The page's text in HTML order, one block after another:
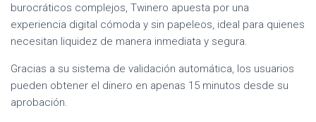
burocráticos complejos, Twinero apuesta por una
experiencia digital cómoda y sin papeleos, ideal para quienes
necesitan liquidez de manera inmediata y segura.
Gracias a su sistema de validación automática, los usuarios
pueden obtener el dinero en apenas 15 minutos desde su
aprobación.